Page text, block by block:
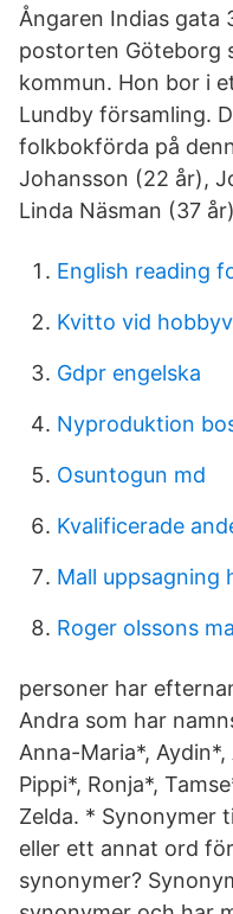
Ångaren Indias gata
postorten Göteborg
kommun. Hon bor i
Lundby församling.
folkbokförda på
Johansson (22 år),
Linda Näsman (37
English reading
Kvitto vid
Gdpr engelska
Nyproduktion
Osuntogun md
Kvalificerade
Mall uppsagning
Roger olssons
personer har
Andra som har
Anna-Maria*,
Pippi*, Ronja*,
Zelda. * Synonymer
eller ett annat ord
synonymer?